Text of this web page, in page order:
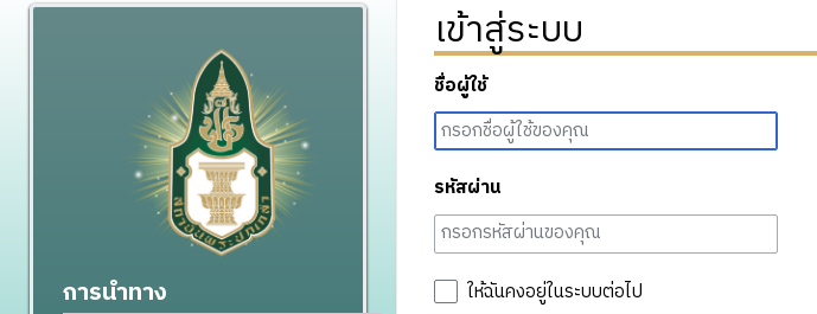
เข้าสู่ระบบ
ชื่อผู้ใช้
รหัสผ่าน
ให้ฉันคงอยู่ในระบบต่อไป
การนำทาง